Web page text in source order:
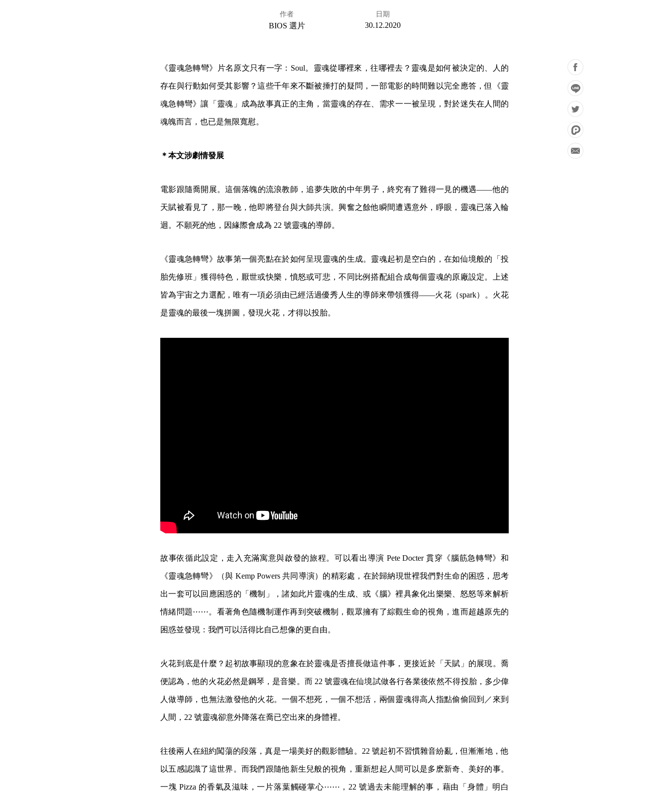
作者
BIOS 選片
日期
30.12.2020
《靈魂急轉彎》片名原文只有一字：Soul。靈魂從哪裡來，往哪裡去？靈魂是如何被決定的、人的
存在與行動如何受其影響？這些千年來不斷被捶打的疑問，一部電影的時間難以完全應答，但《靈
魂急轉彎》讓「靈魂」成為故事真正的主角，當靈魂的存在、需求一一被呈現，對於迷失在人間的
魂魄而言，也已是無限寬慰。
＊本文涉劇情發展
電影跟隨喬開展。這個落魄的流浪教師，追夢失敗的中年男子，終究有了難得一見的機遇——他的
天賦被看見了，那一晚，他即將登台與大師共演。興奮之餘他瞬間遭遇意外，睜眼，靈魂已落入輪
迴。不願死的他，因緣際會成為 22 號靈魂的導師。
《靈魂急轉彎》故事第一個亮點在於如何呈現靈魂的生成。靈魂起初是空白的，在如仙境般的「投
胎先修班」獲得特色，厭世或快樂，憤怒或可悲，不同比例搭配組合成每個靈魂的原廠設定。上述
皆為宇宙之力選配，唯有一項必須由已經活過優秀人生的導師來帶領獲得——火花（spark）。火花
是靈魂的最後一塊拼圖，發現火花，才得以投胎。
故事依循此設定，走入充滿寓意與啟發的旅程。可以看出導演 Pete Docter 貫穿《腦筋急轉彎》和
《靈魂急轉彎》（與 Kemp Powers 共同導演）的精彩處，在於歸納現世裡我們對生命的困惑，思考
出一套可以回應困惑的「機制」，諸如此片靈魂的生成、或《腦》裡具象化出樂樂、怒怒等來解析
情緒問題⋯⋯。看著角色隨機制運作再到突破機制，觀眾擁有了綜觀生命的視角，進而超越原先的
困惑並發現：我們可以活得比自己想像的更自由。
火花到底是什麼？起初故事顯現的意象在於靈魂是否擅長做這件事，更接近於「天賦」的展現。喬
便認為，他的火花必然是鋼琴，是音樂。而 22 號靈魂在仙境試做各行各業後依然不得投胎，多少偉
人做導師，也無法激發他的火花。一個不想死，一個不想活，兩個靈魂得高人指點偷偷回到／來到
人間，22 號靈魂卻意外降落在喬已空出來的身體裡。
往後兩人在紐約闖蕩的段落，真是一場美好的觀影體驗。22 號起初不習慣雜音紛亂，但漸漸地，他
以五感認識了這世界。而我們跟隨他新生兒般的視角，重新想起人間可以是多麽新奇、美好的事。
一塊 Pizza 的香氣及滋味，一片落葉觸碰掌心⋯⋯，22 號過去未能理解的事，藉由「身體」明白